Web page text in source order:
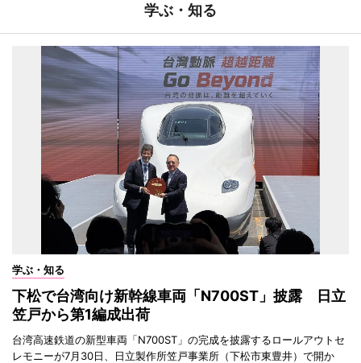
学ぶ・知る
学ぶ・知る
下松で台湾向け新幹線車両「N700ST」披露 日立
笠戸から第1編成出荷
台湾高速鉄道の新型車両「N700ST」の完成を披露するロールアウトセ
レモニーが7月30日、日立製作所笠戸事業所（下松市東豊井）で開か